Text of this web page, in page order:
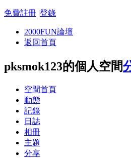
免費註冊 |登錄
2000FUN論壇
返回首頁
pksmok123的個人空間
空間首頁
動態
記錄
日誌
相冊
主題
分享